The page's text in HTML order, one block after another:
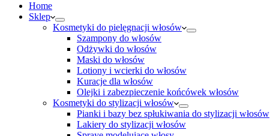
Home
Sklep
Kosmetyki do pielęgnacji włosów
Szampony do włosów
Odżywki do włosów
Maski do włosów
Lotiony i wcierki do włosów
Kuracje dla włosów
Olejki i zabezpieczenie końcówek włosów
Kosmetyki do stylizacji włosów
Pianki i bazy bez spłukiwania do stylizacji włosów
Lakiery do stylizacji włosów